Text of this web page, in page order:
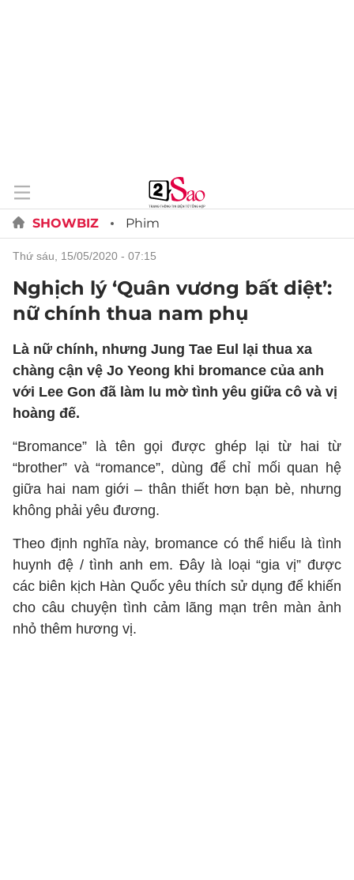
SHOWBIZ Phim
thứ sáu, 15/05/2020 - 07:15
Nghịch lý ‘Quân vương bất diệt’:
nữ chính thua nam phụ
Là nữ chính, nhưng Jung Tae Eul lại thua xa
chàng cận vệ Jo Yeong khi bromance của anh
với Lee Gon đã làm lu mờ tình yêu giữa cô và vị
hoàng đế.
“Bromance” là tên gọi được ghép lại từ hai từ
“brother” và “romance”, dùng để chỉ mối quan hệ
giữa hai nam giới – thân thiết hơn bạn bè, nhưng
không phải yêu đương.
Theo định nghĩa này, bromance có thể hiểu là tình
huynh đệ / tình anh em. Đây là loại “gia vị” được
các biên kịch Hàn Quốc yêu thích sử dụng để khiến
cho câu chuyện tình cảm lãng mạn trên màn ảnh
nhỏ thêm hương vị.